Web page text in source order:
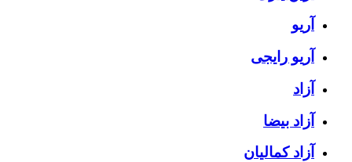
آریو
آریو رایجی
آزاد
آزاد بیضا
آزاد کمالیان